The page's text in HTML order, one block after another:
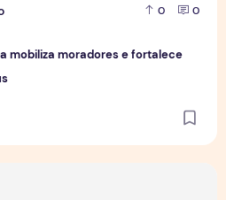
0 0
mobiliza moradores e fortalece